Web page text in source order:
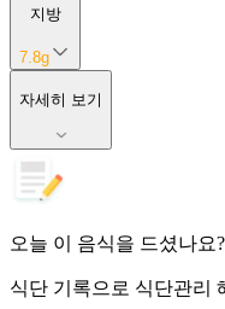
지방
7.8g
자세히 보기
오늘 이 음식을 드셨나요?
식단 기록으로 식단관리